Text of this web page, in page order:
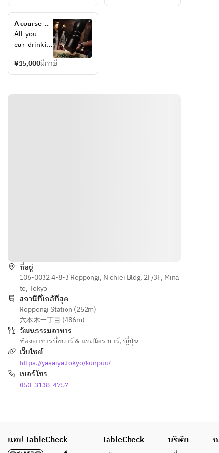
beer, lemon
sour,
highball,
etc.
are taken
15 minutes
before the
drink.
choose
ます。
A course
that
includes
legendary
Juyondai,
All-you-
can-drink is
for 3 hours.
Last orders
¥15,000มีภาษี
ที่อยู่
106-0032 4-8-3 Roppongi, Nichiei Bldg, 2F/3F, Mina
to, Tokyo
สถานีที่ใกล้ที่สุด
Roppongi Station (252m)
六本木一丁目 (486m)
วัฒนธรรมอาหาร
ห้องอาหารกึ่งบาร์ & แกสโตร บาร์, ญี่ปุ่น
เว็บไซต์
https://yasaiya.tokyo/kunpuu/
เบอร์โทร
050-3138-4757
แอป TableCheck TableCheck บริษัท